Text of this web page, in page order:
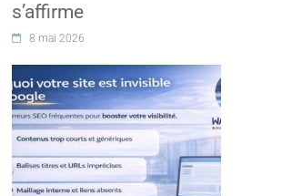
s’affirme
8 mai 2026